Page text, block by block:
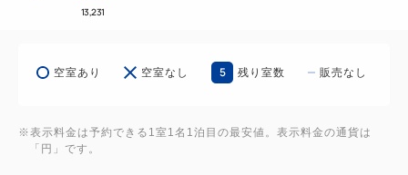
*★*★*★ファッション最先端の街アメリカ村に位置
大阪観光地へのアクセスに最適！！★*★*★*
13,231
空室あり 空室なし 5 残り室数 販売なし
※表示料金は予約できる1室1名1泊目の最安値。表示料金の通貨は
「円」です。